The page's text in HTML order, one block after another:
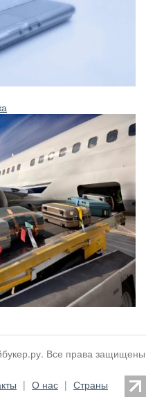
Все права защищены
| О нас | Страны